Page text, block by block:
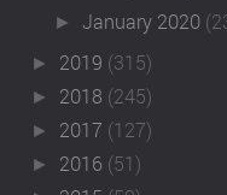
►January 2020
► 2019 (315)
► 2018 (245)
► 2017 (127)
► 2016 (51)